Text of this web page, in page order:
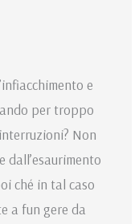
e
per troppo
Non
ché in tal caso
a fun­ gere da